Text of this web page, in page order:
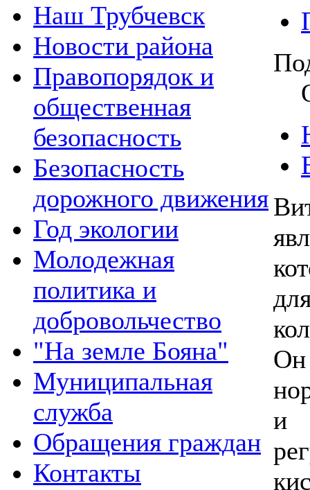
Наш Трубчевск
Новости района
Правопорядок и
общественная
безопасность
Безопасность
дорожного движения
Год экологии
Молодежная
политика и
добровольчество
"На земле Бояна"
Муниципальная
служба
Обращения граждан
Контакты
Он
и